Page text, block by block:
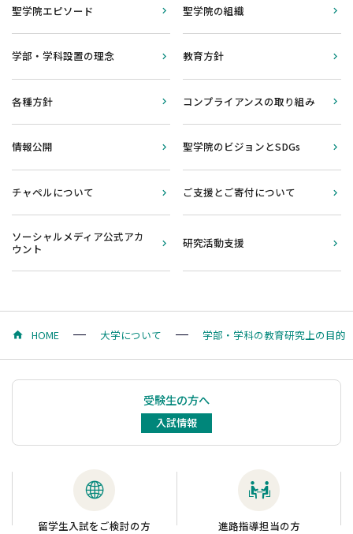
聖学院エピソード 聖学院の組織
学部・学科設置の理念 教育方針
各種方針 コンプライアンスの取り組み
情報公開 聖学院のビジョンとSDGs
チャペルについて ご支援とご寄付について
ソーシャルメディア公式アカ
ウント
研究活動支援
HOME 大学について 学部・学科の教育研究上の目的
受験生の方へ
入試情報
留学生入試をご検討の方 進路指導担当の方